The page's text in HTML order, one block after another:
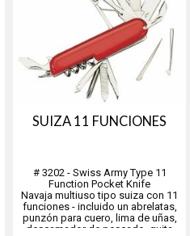
SUIZA 11 FUNCIONES
# 3202 - Swiss Army Type 11
Function Pocket Knife
Navaja multiuso tipo suiza con 11
funciones - incluido un abrelatas,
punzón para cuero, lima de uñas,
descamador de pescado, quita